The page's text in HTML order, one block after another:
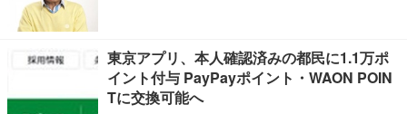
東京アプリ、本人確認済みの都民に1.1万ポ
イント付与 PayPayポイント・WAON POIN
Tに交換可能へ